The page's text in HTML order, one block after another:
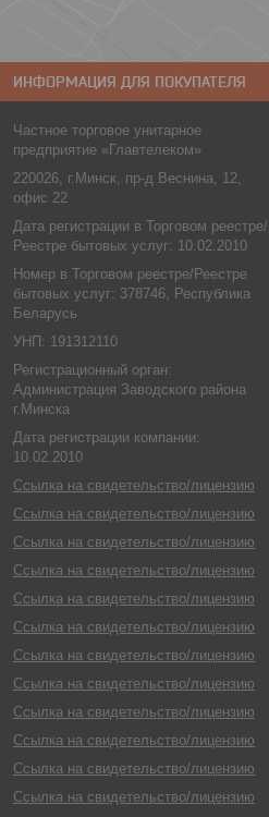
ИНФОРМАЦИЯ ДЛЯ ПОКУПАТЕЛЯ
Частное торговое унитарное
предприятие «Главтелеком»
220026, г.Минск, пр-д Веснина, 12,
офис 22
Дата регистрации в Торговом реестре/
Реестре бытовых услуг: 10.02.2010
Номер в Торговом реестре/Реестре
бытовых услуг: 378746, Республика
Беларусь
УНП: 191312110
Регистрационный орган:
Администрация Заводского района
г.Минска
Дата регистрации компании:
10.02.2010
Ссылка на свидетельство/лицензию
Ссылка на свидетельство/лицензию
Ссылка на свидетельство/лицензию
Ссылка на свидетельство/лицензию
Ссылка на свидетельство/лицензию
Ссылка на свидетельство/лицензию
Ссылка на свидетельство/лицензию
Ссылка на свидетельство/лицензию
Ссылка на свидетельство/лицензию
Ссылка на свидетельство/лицензию
Ссылка на свидетельство/лицензию
Ссылка на свидетельство/лицензию